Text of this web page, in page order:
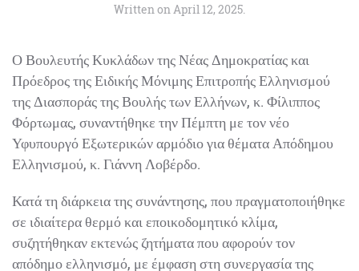
Written onApril 12, 2025.
Ο Βουλευτής Κυκλάδων της Νέας Δημοκρατίας και
Πρόεδρος της Ειδικής Μόνιμης Επιτροπής Ελληνισμού
της Διασποράς της Βουλής των Ελλήνων, κ. Φίλιππος
Φόρτωμας, συναντήθηκε την Πέμπτη με τον νέο
Υφυπουργό Εξωτερικών αρμόδιο για θέματα Απόδημου
Ελληνισμού, κ. Γιάννη Λοβέρδο.
Κατά τη διάρκεια της συνάντησης, που πραγματοποιήθηκε
σε ιδιαίτερα θερμό και εποικοδομητικό κλίμα,
συζητήθηκαν εκτενώς ζητήματα που αφορούν τον
απόδημο ελληνισμό, με έμφαση στη συνεργασία της